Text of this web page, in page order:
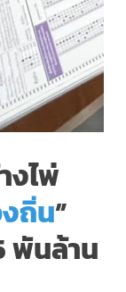
งไพ่
ถิ่น”
พันล้าน